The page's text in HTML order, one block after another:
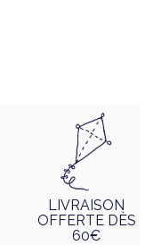
LIVRAISON
OFFERTE DÈS
60€